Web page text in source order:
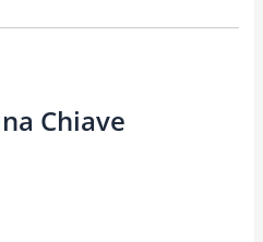
Chiave